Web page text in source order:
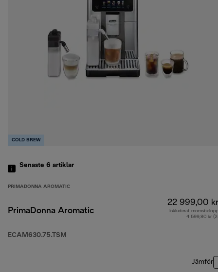
COLD BREW
Senaste 6 artiklar
PRIMADONNA AROMATIC
PrimaDonna Aromatic
ECAM630.75.TSM
22 999,00 kr
Inkluderat
4 599,80 kr
Jämför